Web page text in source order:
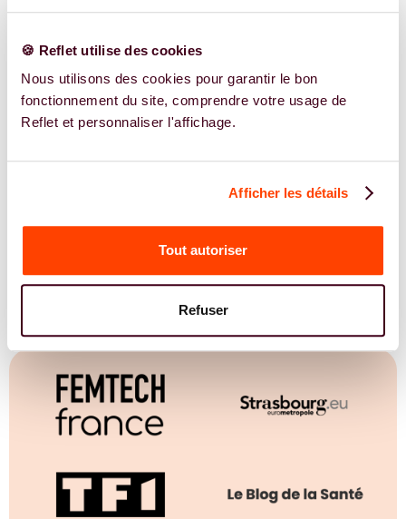
🍪 Reflet utilise des cookies
Nous utilisons des cookies pour garantir le bon
fonctionnement du site, comprendre votre usage de
Reflet et personnaliser l'affichage.
Afficher les détails
Tout autoriser
Refuser
Modifié le 12.02.2026
JE REJOINS LE PARCOURS
Inscription gratuite
Ils nous soutiennent